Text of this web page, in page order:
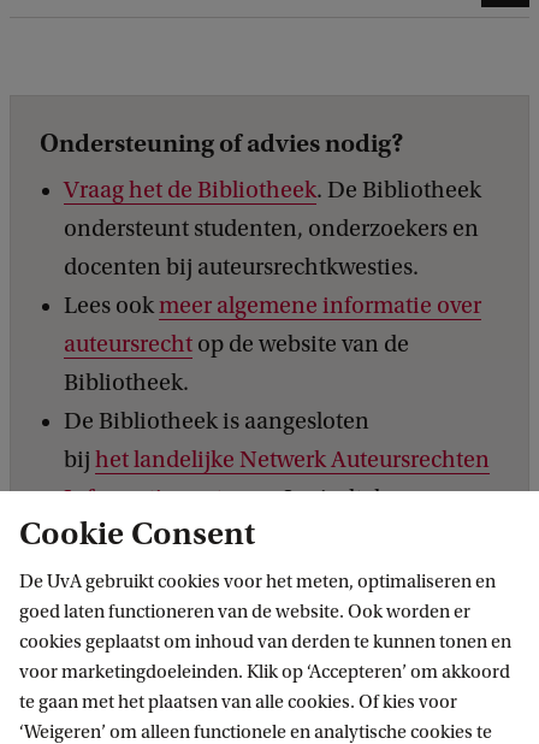
Ondersteuning of advies nodig?
Vraag het de Bibliotheek. De Bibliotheek
ondersteunt studenten, onderzoekers en
docenten bij auteursrechtkwesties.
Lees ookmeer algemene informatie over
auteursrecht op de website van de
Bibliotheek.
De Bibliotheek is aangesloten
bij het landelijke Netwerk Auteursrechten
Informatiepunten
. Je vindt daar nog
meer betrouwbare informatie over
auteursrechtelijke kwesties en
bijbehorende wet- en regelgeving in het
hoger onderwijs.
Cookie Consent
De UvA gebruikt cookies voor het meten, optimaliseren en
goed laten functioneren van de website. Ook worden er
cookies geplaatst om inhoud van derden te kunnen tonen en
voor marketingdoeleinden. Klik op ‘Accepteren’ om akkoord
te gaan met het plaatsen van alle cookies. Of kies voor
‘Weigeren’ om alleen functionele en analytische cookies te